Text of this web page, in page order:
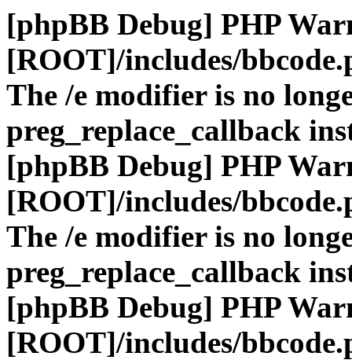
[phpBB Debug] PHP
[ROOT]/includes/
The /e modifier is no
preg_replace_callback
[phpBB Debug] PHP
[ROOT]/includes/
The /e modifier is no
preg_replace_callback
[phpBB Debug] PHP
[ROOT]/includes/